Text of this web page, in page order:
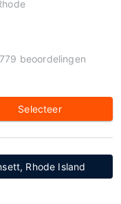
779 beoordelingen
Selecteer
Rhode Island